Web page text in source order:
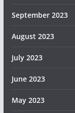
September 2023
August 2023
July 2023
June 2023
May 2023